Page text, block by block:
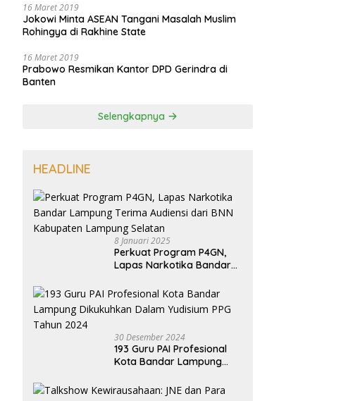
16 Maret 2019
Jokowi Minta ASEAN Tangani Masalah Muslim
Rohingya di Rakhine State
16 Maret 2019
Prabowo Resmikan Kantor DPD Gerindra di
Banten
Selengkapnya
HEADLINE
8 Januari 2025
Perkuat Program P4GN,
Lapas Narkotika Bandar
dari BNN Kabupaten
Lampung Selatan
30 Desember 2024
193 Guru PAI Profesional
Kota Bandar Lampung
Yudisium PPG Tahun 2024